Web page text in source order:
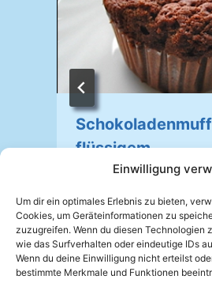
Einwilligung
Um dir ein optimales Erlebnis zu bieten,
Cookies, um Geräteinformationen zu
zuzugreifen. Wenn du diesen Technologien
wie das Surfverhalten oder eindeutige IDs
Wenn du deine Einwilligung nicht erteilst
bestimmte Merkmale und Funktionen
flüssigem
Schokoladenkern
Von Johannes Mellein